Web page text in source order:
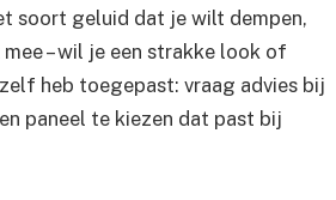
soort geluid dat je wilt dempen,
– wil je een strakke look of
heb toegepast: vraag advies bij
paneel te kiezen dat past bij